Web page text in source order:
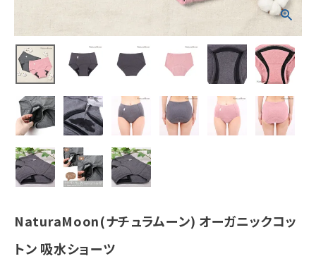
カテゴリーから探す
美容・コスメ・香水
衛生用品
日用品雑貨
フェムケア
インナー・下着・ナイトウェア
NaturaMoon(ナチュラムーン) オーガニックコッ
トン 吸水ショーツ